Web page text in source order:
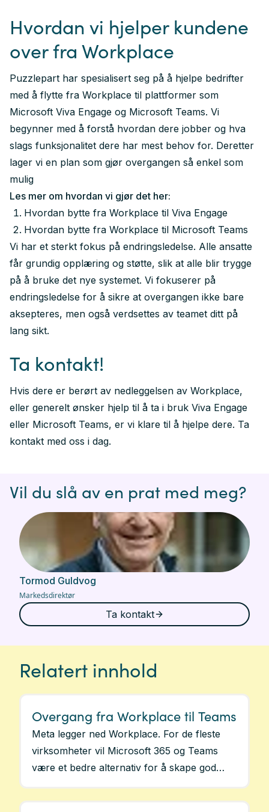
Hvordan vi hjelper kundene
over fra Workplace
Puzzlepart har spesialisert seg på å hjelpe bedrifter
med å flytte fra Workplace til plattformer som
Microsoft Viva Engage og Microsoft Teams. Vi
begynner med å forstå hvordan dere jobber og hva
slags funksjonalitet dere har mest behov for. Deretter
lager vi en plan som gjør overgangen så enkel som
mulig
Les mer om hvordan vi gjør det her:
Hvordan bytte fra Workplace til Viva Engage
Hvordan bytte fra Workplace til Microsoft Teams
Vi har et sterkt fokus på endringsledelse. Alle ansatte
får grundig opplæring og støtte, slik at alle blir trygge
på å bruke det nye systemet. Vi fokuserer på
endringsledelse for å sikre at overgangen ikke bare
aksepteres, men også verdsettes av teamet ditt på
lang sikt.
Ta kontakt!
Hvis dere er berørt av nedleggelsen av Workplace,
eller generelt ønsker hjelp til å ta i bruk Viva Engage
eller Microsoft Teams, er vi klare til å hjelpe dere. Ta
kontakt med oss i dag.
Vil du slå av en prat med meg?
Tormod Guldvog
Markedsdirektør
Ta kontakt
Relatert innhold
Overgang fra Workplace til Teams
Meta legger ned Workplace. For de fleste
virksomheter vil Microsoft 365 og Teams
være et bedre alternativ for å skape god
kunder med å ta i bruk og lykkes med